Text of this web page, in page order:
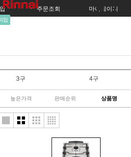
립
주문조회 마이페이지
3구 4구
높은가격 판매순위 상품명